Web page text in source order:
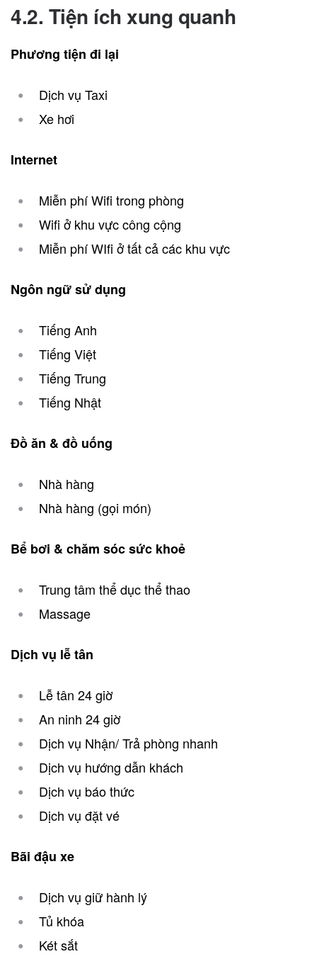
4.2. Tiện ích xung quanh
Phương tiện đi lại
Dịch vụ Taxi
Xe hơi
Internet
Miễn phí Wifi trong phòng
Wifi ở khu vực công cộng
Miễn phí WIfi ở tất cả các khu vực
Ngôn ngữ sử dụng
Tiếng Anh
Tiếng Việt
Tiếng Trung
Tiếng Nhật
Đồ ăn & đồ uống
Nhà hàng
Nhà hàng (gọi món)
Bể bơi & chăm sóc sức khoẻ
Trung tâm thể dục thể thao
Massage
Dịch vụ lễ tân
Lễ tân 24 giờ
An ninh 24 giờ
Dịch vụ Nhận/ Trả phòng nhanh
Dịch vụ hướng dẫn khách
Dịch vụ báo thức
Dịch vụ đặt vé
Bãi đậu xe
Dịch vụ giữ hành lý
Tủ khóa
Két sắt